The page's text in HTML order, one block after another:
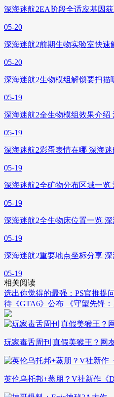
深海迷航2EA阶段全适应基因
05-20
深海迷航2前期生物实验室快
05-20
深海迷航2生物模组解锁要扫
05-19
深海迷航2全生物模组效果介
05-19
深海迷航2彩蛋表情在哪 深海
05-19
深海迷航2全矿物分布区域一
05-19
深海迷航2全生物床位置一览
05-19
深海迷航2重要地点坐标分享
05-19
相关阅读
选出你觉得的最强：PS官推提
待《GTA6》公布
《守望先锋
玩家毒舌周刊|真假美猴王？网
英伦乌托邦+蒸朋？V社新作《